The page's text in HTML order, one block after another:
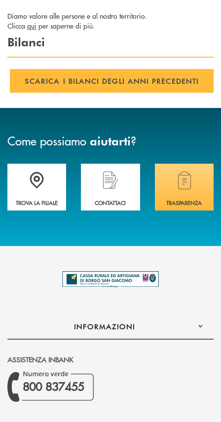
Diamo valore alle persone e al nostro territorio.
Clicca qui per saperne di più.
Bilanci
SCARICA I BILANCI DEGLI ANNI PRECEDENTI
Come possiamo aiutarti?
Trova la filiale più vicina a te .
TROVA LA FILIALE
Hai bisogno di assistenza immediata?
CONTATTACI
Hai bisogno di
TRASPARENZA
INFORMAZIONI
ASSISTENZA INBANK
800 837455